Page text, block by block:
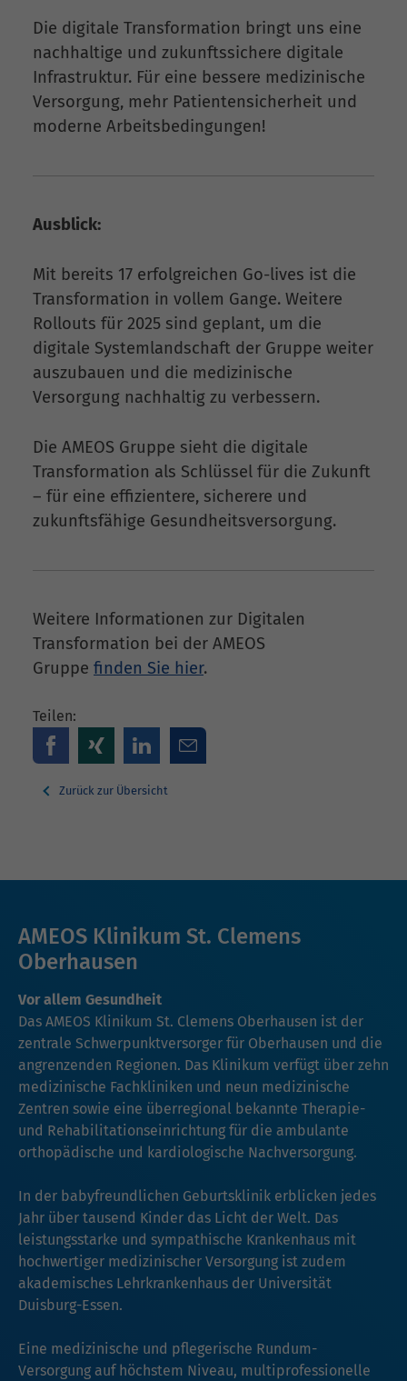
Die digitale Transformation bringt uns eine
nachhaltige und zukunftssichere digitale
Infrastruktur. Für eine bessere medizinische
Versorgung, mehr Patientensicherheit und
moderne Arbeitsbedingungen!
Ausblick:
Mit bereits 17 erfolgreichen Go-lives ist die
Transformation in vollem Gange. Weitere
Rollouts für 2025 sind geplant, um die
digitale Systemlandschaft der Gruppe weiter
auszubauen und die medizinische
Versorgung nachhaltig zu verbessern.
Die AMEOS Gruppe sieht die digitale
Transformation als Schlüssel für die Zukunft
– für eine effizientere, sicherere und
zukunftsfähige Gesundheitsversorgung.
Weitere Informationen zur Digitalen
Transformation bei der AMEOS
Gruppe finden Sie hier.
Teilen:
Zurück zur Übersicht
AMEOS Klinikum St. Clemens
Oberhausen
Vor allem Gesundheit
Das AMEOS Klinikum St. Clemens Oberhausen ist der
zentrale Schwerpunktversorger für Oberhausen und die
angrenzenden Regionen. Das Klinikum verfügt über zehn
medizinische Fachkliniken und neun medizinische
Zentren sowie eine überregional bekannte Therapie-
und Rehabilitationseinrichtung für die ambulante
orthopädische und kardiologische Nachversorgung.
In der babyfreundlichen Geburtsklinik erblicken jedes
Jahr über tausend Kinder das Licht der Welt. Das
leistungsstarke und sympathische Krankenhaus mit
hochwertiger medizinischer Versorgung ist zudem
akademisches Lehrkrankenhaus der Universität
Duisburg-Essen.
Eine medizinische und pflegerische Rundum-
Versorgung auf höchstem Niveau, multiprofessionelle